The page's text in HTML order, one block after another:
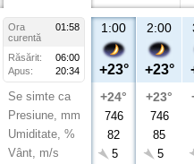
Ora
01:58
curentă
Răsărit:
06:00
Apus:
20:34
Se simte ca
Presiune, mm
Umiditate, %
Vânt, m/s
1:00
+23°
+24°
746
82
5
2:00
+23°
+23°
746
85
5